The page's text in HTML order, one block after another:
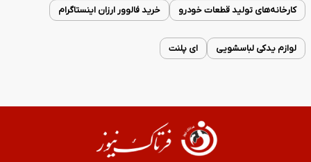
کارخانه‌های تولید قطعات خودرو خرید فالوور ارزان اینستاگرام
لوازم یدکی لباسشویی ای پلنت